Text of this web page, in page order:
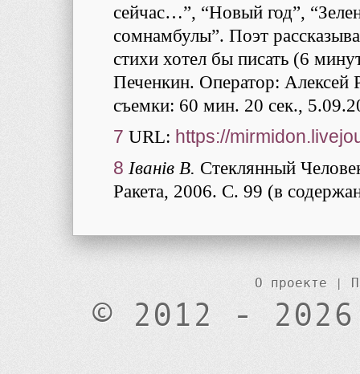
сейчас…”, “Новый год”,
сомнамбулы”. Поэт
стихи хотел бы писать (6
Печенкин. Оператор: Алексей
съемки: 60 мин. 20 сек.,
7 URL: https://
8 Iванiв В. Стеклянный
Ракета, 2006. С. 99 (в
О проекте |
© 2012 -